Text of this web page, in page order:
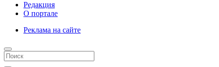
Редакция
О портале
Реклама на сайте